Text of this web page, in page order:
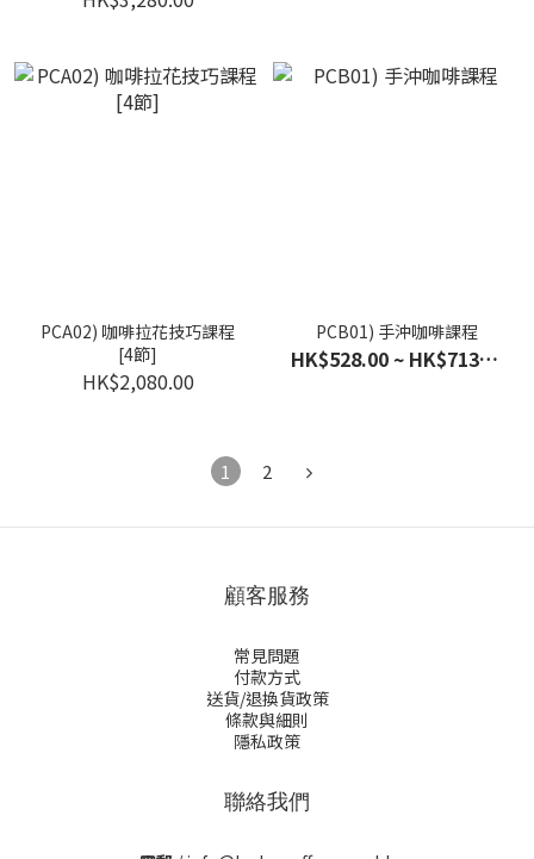
PCA02) 咖啡拉花技巧課程
[4節]
HK$2,080.00
PCB01) 手沖咖啡課程
HK$528.00 ~ HK$713.00
1 2
顧客服務
常見問題
付款方式
送貨/退換貨政策
條款與細則
隱私政策
聯絡我們